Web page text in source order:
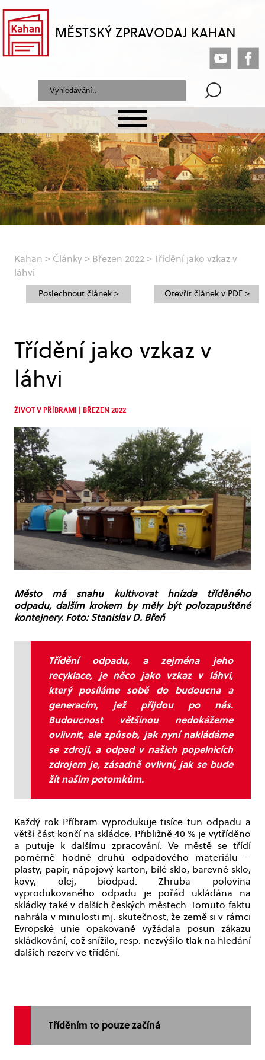
MĚSTSKÝ ZPRAVODAJ KAHAN
Kahan > Články> Březen 2022>Třídění jako vzkaz v
láhvi
Třídění jako vzkaz v
láhvi
ŽIVOT V PŘÍBRAMI | BŘEZEN 2022
Město má snahu kultivovat hnízda tříděného
odpadu, dalším krokem by měly být polozapuštěné
kontejnery. Foto: Stanislav D. Břeň
Třídění odpadu, a zejména jeho
recyklace, je něco jako vzkaz v láhvi,
který posíláme sobě do budoucna a
generacím, jež přijdou po nás.
Budoucnost většinou nedokážeme
ovlivnit, ale způsob, jak nyní nakládáme
se zdroji, a odpad v našich popelnicích
zdrojem je, zásadně ovlivní, jak se bude
žít našim potomkům.
Každý rok Příbram vyprodukuje tisíce tun odpadu a
větší část končí na skládce. Přibližně 40 % je vytříděno
a putuje k dalšímu zpracování. Ve městě se třídí
poměrně hodně druhů odpadového materiálu –
plasty, papír, nápojový karton, bílé sklo, barevné sklo,
kovy, olej, biodpad. Zhruba polovina
vyprodukovaného odpadu je pořád ukládána na
skládky také v dalších českých městech. Tomuto faktu
nahrála v minulosti mj. skutečnost, že země si v rámci
Evropské unie opakovaně vyžádala posun zákazu
skládkování, což snížilo, resp. nezvýšilo tlak na hledání
dalších rezerv ve třídění.
Tříděním to pouze začíná
Poslechnout článek > Otevřít článek v PDF >